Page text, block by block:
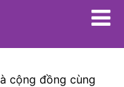
cộng đồng cùng